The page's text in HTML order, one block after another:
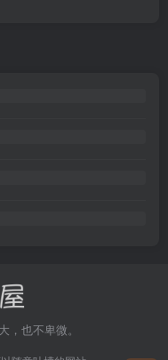
，也不卑微。